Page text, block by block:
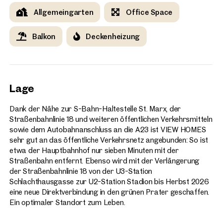
Allgemeingarten Office Space
Balkon Deckenheizung
Lage
Dank der Nähe zur S-Bahn-Haltestelle St. Marx, der
Straßenbahnlinie 18 und weiteren öffentlichen Verkehrsmitteln
sowie dem Autobahnanschluss an die A23 ist VIEW HOMES
sehr gut an das öffentliche Verkehrsnetz angebunden: So ist
etwa der Hauptbahnhof nur sieben Minuten mit der
Straßenbahn entfernt. Ebenso wird mit der Verlängerung
der Straßenbahnlinie 18 von der U3-Station
Schlachthausgasse zur U2-Station Stadion bis Herbst 2026
eine neue Direktverbindung in den grünen Prater geschaffen.
Ein optimaler Standort zum Leben.